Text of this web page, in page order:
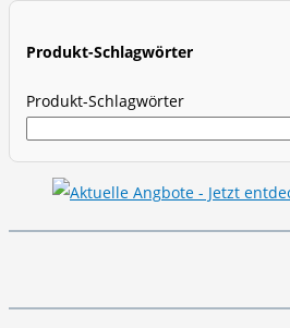
Produkt-Schlagwörter
Produkt-Schlagwörter